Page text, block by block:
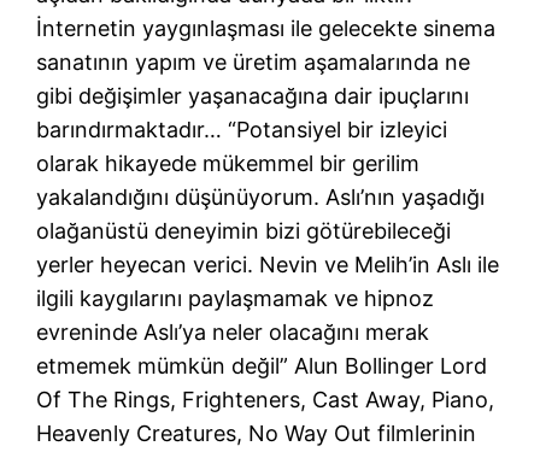
İnternetin yaygınlaşması ile gelecekte sinema
sanatının yapım ve üretim aşamalarında ne
gibi değişimler yaşanacağına dair ipuçlarını
barındırmaktadır… “Potansiyel bir izleyici
olarak hikayede mükemmel bir gerilim
yakalandığını düşünüyorum. Aslı’nın yaşadığı
olağanüstü deneyimin bizi götürebileceği
yerler heyecan verici. Nevin ve Melih’in Aslı ile
ilgili kaygılarını paylaşmamak ve hipnoz
evreninde Aslı’ya neler olacağını merak
etmemek mümkün değil” Alun Bollinger Lord
Of The Rings, Frighteners, Cast Away, Piano,
Heavenly Creatures, No Way Out filmlerinin